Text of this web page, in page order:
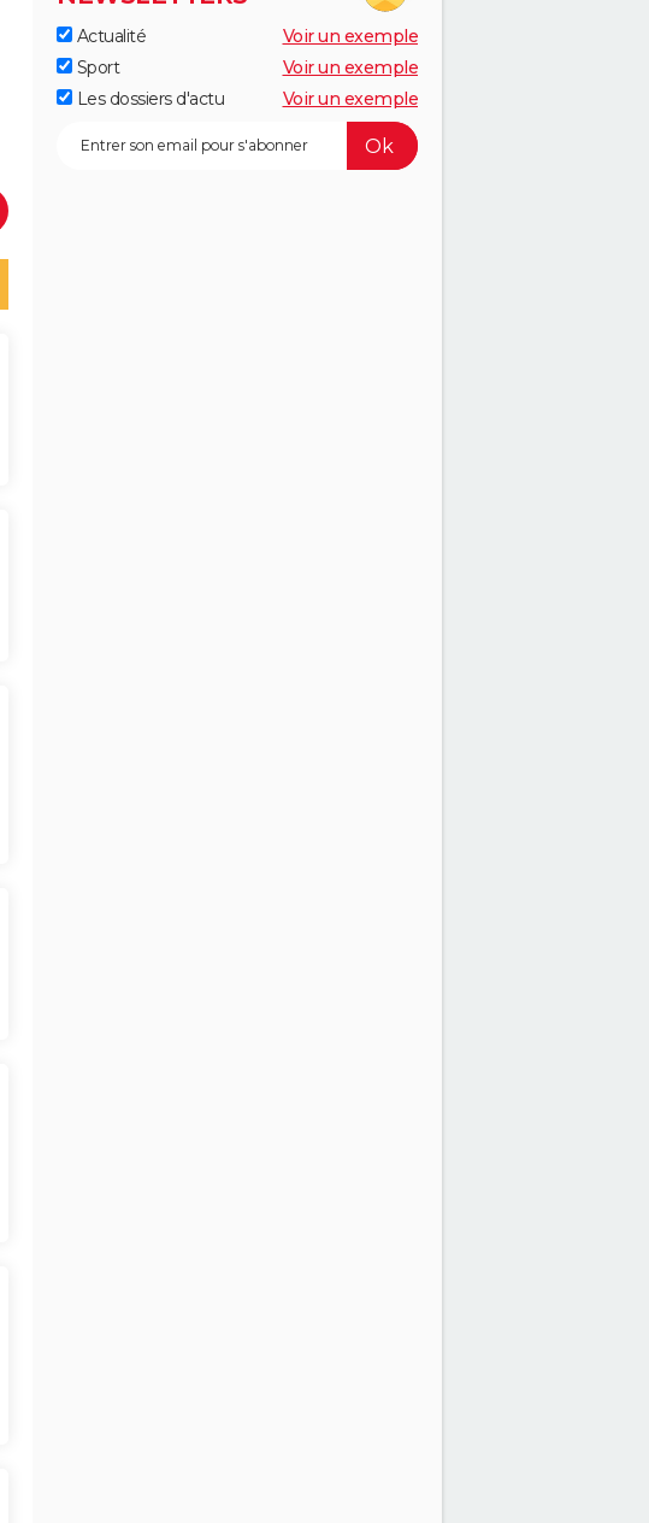
Actualité
Voir un exemple
Sport
Voir un exemple
Les dossiers d'actu
Voir un exemple